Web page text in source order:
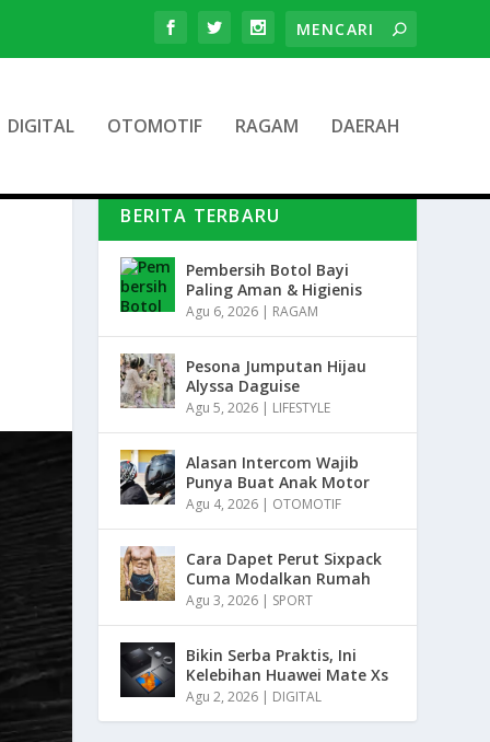
DIGITAL OTOMOTIF RAGAM DAERAH
BERITA TERBARU
Pembersih Botol Bayi
Paling Aman & Higienis
Agu 6, 2026 | RAGAM
Pesona Jumputan Hijau
Alyssa Daguise
Agu 5, 2026 | LIFESTYLE
Alasan Intercom Wajib
Punya Buat Anak Motor
Agu 4, 2026 | OTOMOTIF
Cara Dapet Perut Sixpack
Cuma Modalkan Rumah
Agu 3, 2026 | SPORT
Bikin Serba Praktis, Ini
Kelebihan Huawei Mate Xs
Agu 2, 2026 | DIGITAL